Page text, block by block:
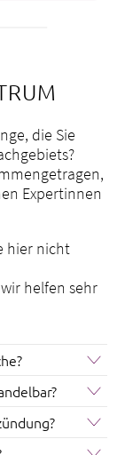
die Sie
Expertinnen
hier nicht
helfen sehr
zu
Frau
Bei uns